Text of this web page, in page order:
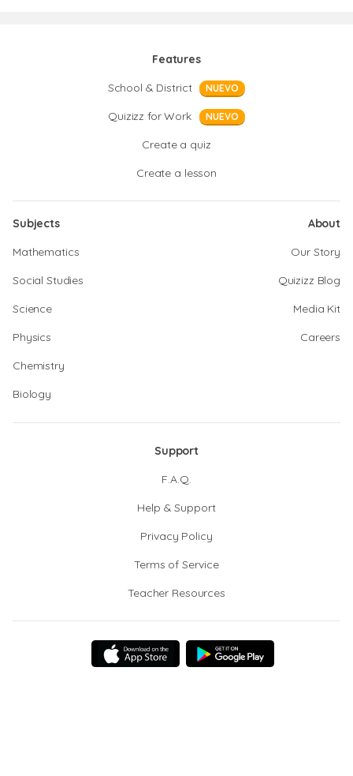
Features
School & District
NUEVO
Quizizz for Work NUEVO
Create a quiz
Create a lesson
Subjects
Mathematics
Social Studies
Science
Physics
Chemistry
Biology
About
Our Story
Quizizz Blog
Media Kit
Careers
Support
F.A.Q.
Help & Support
Privacy Policy
Terms of Service
Teacher Resources